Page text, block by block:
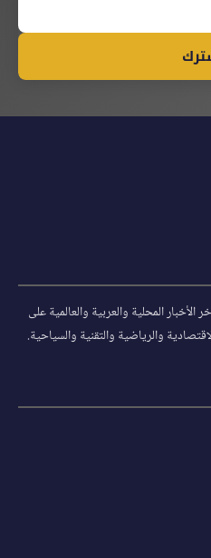
المحلية والعربية والعالمية على
والرياضية والتقنية والسياحية.